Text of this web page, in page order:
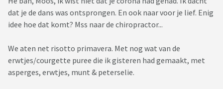
dat je de dans was ontsprongen. En ook naar voor je lief. Enig
idee hoe dat komt? Mss naar de chiropractor...
We aten net risotto primavera. Met nog wat van de
erwtjes/courgette puree die ik gisteren had gemaakt, met
asperges, erwtjes, munt & peterselie.